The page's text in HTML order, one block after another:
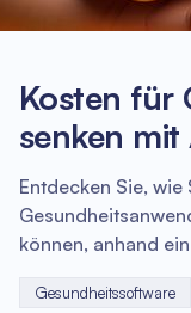
Kosten für
senken mit
Entdecken Sie,
können, anhand
Gesundheitssoftware